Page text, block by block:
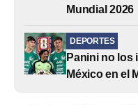
Mundial 2026
DEPORTES
Panini no los
México en el